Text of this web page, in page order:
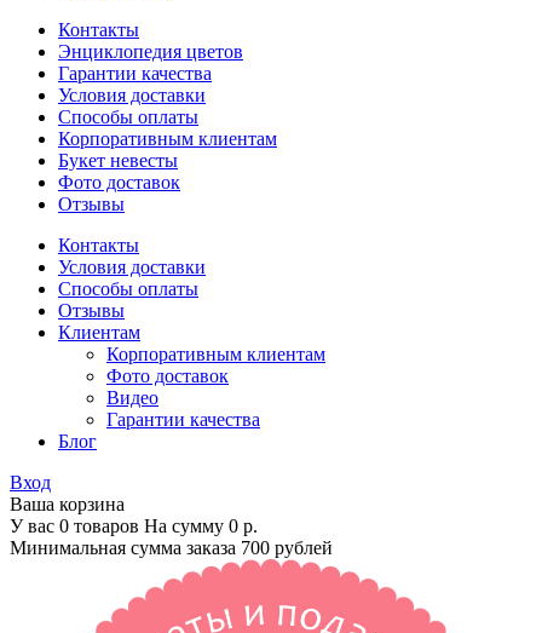
Контакты
Энциклопедия цветов
Гарантии качества
Условия доставки
Способы оплаты
Корпоративным клиентам
Букет невесты
Фото доставок
Отзывы
Контакты
Условия доставки
Способы оплаты
Отзывы
Клиентам
Корпоративным клиентам
Фото доставок
Видео
Гарантии качества
Блог
Вход
Ваша корзина
У вас 0 товаров На сумму 0 р.
Минимальная сумма заказа 700 рублей